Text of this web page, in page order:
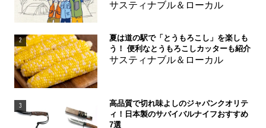
サスティナブル＆ローカル
2
夏は道の駅で「とうもろこし」を楽しも
う！ 便利なとうもろこしカッターも紹介
サスティナブル＆ローカル
3
高品質で切れ味よしのジャパンクオリテ
ィ！日本製のサバイバルナイフおすすめ
7選